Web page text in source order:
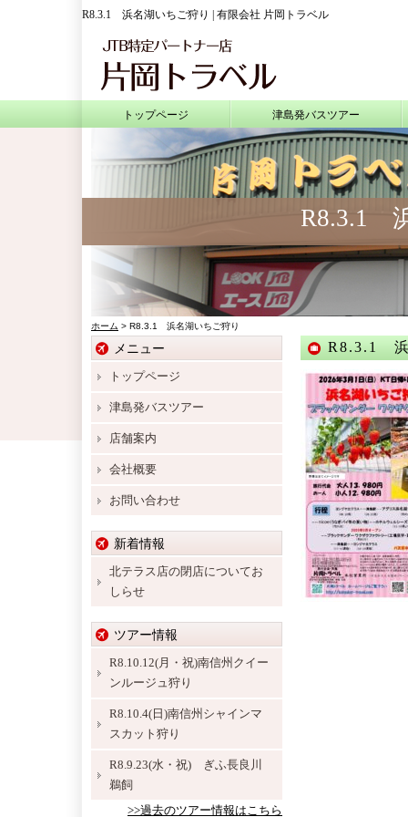
R8.3.1 浜名湖いちご狩り | 有限会社 片岡トラベル
トップページ 津島発バスツアー
R8.3.1
ホーム > R8.3.1 浜名湖いちご狩り
R8.3.1 浜
メニュー
トップページ
津島発バスツアー
店舗案内
会社概要
お問い合わせ
新着情報
北テラス店の閉店についてお
しらせ
ツアー情報
R8.10.12(月・祝)南信州クイー
ンルージュ狩り
R8.10.4(日)南信州シャインマ
スカット狩り
R8.9.23(水・祝) ぎふ長良川
鵜飼
>>過去のツアー情報はこちら